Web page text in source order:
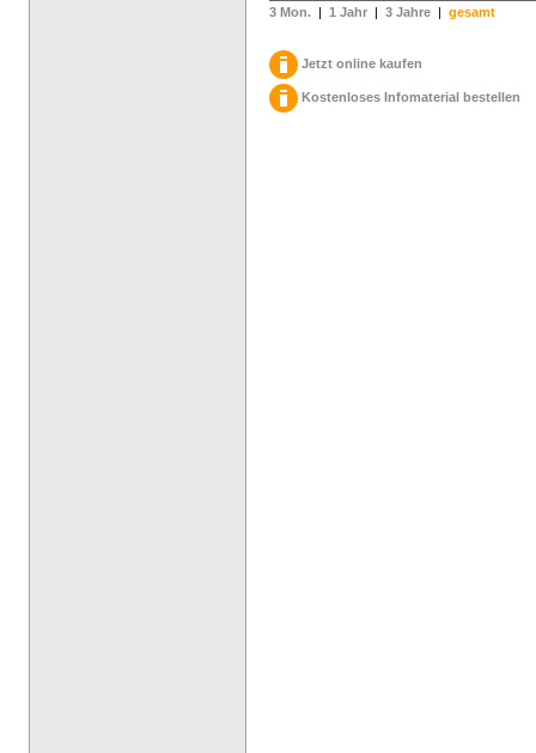
3 Mon. | 1 Jahr | 3 Jahre | gesamt
Jetzt online kaufen
Kostenloses Infomaterial bestellen